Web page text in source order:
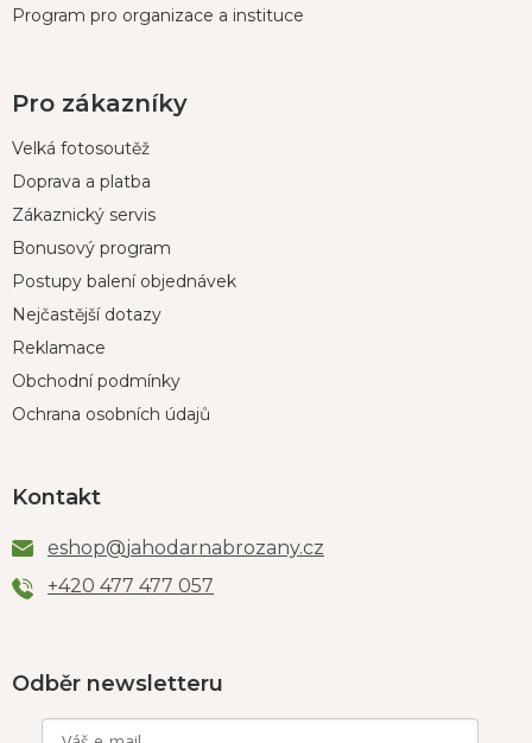
Program pro organizace a instituce
Pro zákazníky
Velká fotosoutěž
Doprava a platba
Zákaznický servis
Bonusový program
Postupy balení objednávek
Nejčastější dotazy
Reklamace
Obchodní podmínky
Ochrana osobních údajů
Kontakt
eshop@jahodarnabrozany.cz
+420 477 477 057
Odběr newsletteru